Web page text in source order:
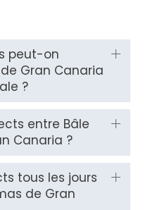
peut-on
Gran Canaria
?
entre Bâle
Canaria ?
tous les jours
de Gran